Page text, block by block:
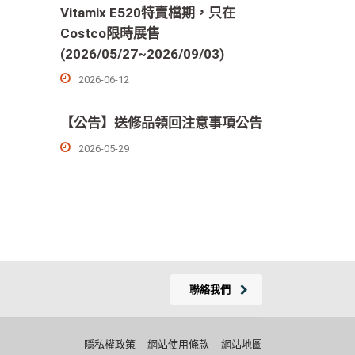
Vitamix E520特賣檔期，只在
Costco限時展售
(2026/05/27~2026/09/03)
2026-06-12
【公告】送修品領回注意事項公告
2026-05-29
聯絡我們
網站地圖
網站使用條款
隱私權政策